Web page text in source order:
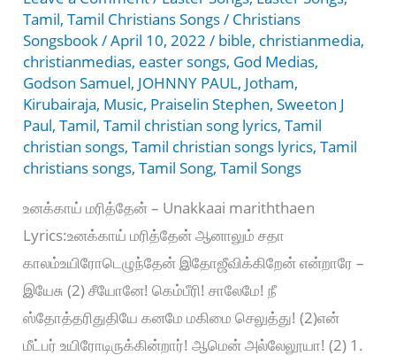
Tamil,Tamil Christians Songs/ Christians
Songsbook/April 10, 2022/ bible, christianmedia,
christianmedias, easter songs, God Medias,
Godson Samuel, JOHNNY PAUL, Jotham,
Kirubairaja, Music, Praiselin Stephen,Sweeton J
Paul,Tamil,Tamil christian song lyrics,Tamil
christian songs,Tamil christian songs lyrics,Tamil
christians songs,Tamil Song,Tamil Songs
உனக்காய் மரித்தேன் – Unakkaai mariththaen
Lyrics:உனக்காய் மரித்தேன் ஆனாலும் சதா
காலம்உயிரோடெழுந்தேன் இதோஜீவிக்கிறேன் என்றாரே –
இயேசு (2) சீயோனே! கெம்பீரி! சாலேமே! நீ
ஸ்தோத்தரிதுதியே கனமே மகிமை செலுத்து! (2)என்
மீட்பர் உயிரோடிருக்கின்றார்! ஆமென் அல்லேலூயா! (2) 1.